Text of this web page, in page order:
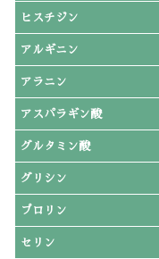
ヒスチジン
アルギニン
アラニン
アスパラギン酸
グルタミン酸
グリシン
プロリン
セリン